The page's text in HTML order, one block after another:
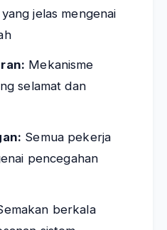
jelas mengenai
Mekanisme
selamat dan
Semua pekerja
pencegahan
berkala